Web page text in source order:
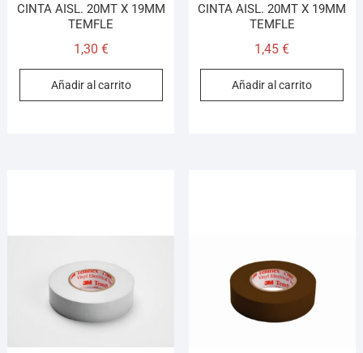
CINTA AISL. 20MT X 19MM
TEMFLE
1,30 €
Añadir al carrito
CINTA AISL. 20MT X 19MM
TEMFLE
1,45€
Añadir al carrito